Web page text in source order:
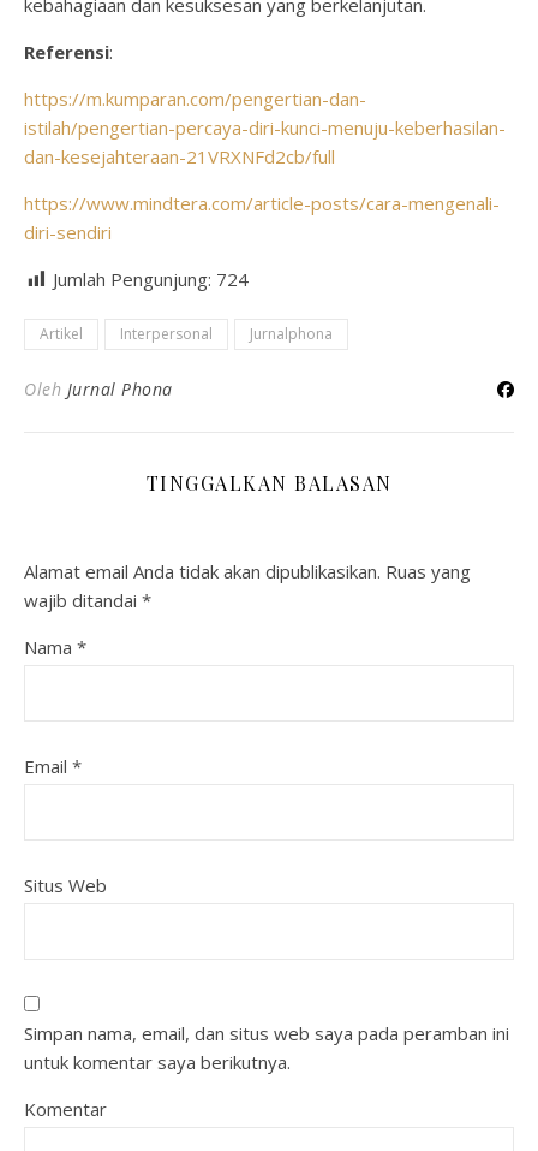
kebahagiaan dan kesuksesan yang berkelanjutan.
Referensi:
https://m.kumparan.com/pengertian-dan-
istilah/pengertian-percaya-diri-kunci-menuju-keberhasilan-
dan-kesejahteraan-21VRXNFd2cb/full
https://www.mindtera.com/article-posts/cara-mengenali-
diri-sendiri
Jumlah Pengunjung: 724
Artikel Interpersonal Jurnalphona
Oleh Jurnal Phona
TINGGALKAN BALASAN
Alamat email Anda tidak akan dipublikasikan. Ruas yang
wajib ditandai *
Nama *
Email *
Situs Web
Simpan nama, email, dan situs web saya pada peramban ini
untuk komentar saya berikutnya.
Komentar